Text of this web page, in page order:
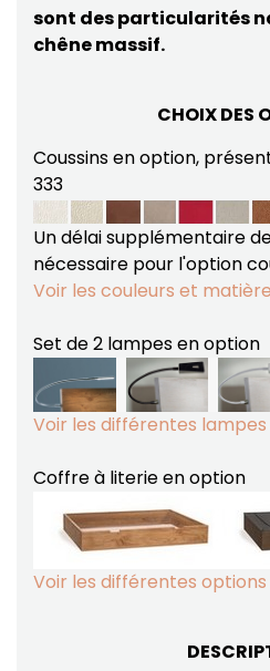
sont des particularités
chêne massif.
CHOIX DES
Coussins en option,
333
Un délai supplémentaire
nécessaire pour l'option
Voir les couleurs et
Set de 2 lampes en option
Voir les différentes lampes
Coffre à literie en option
Voir les différentes options